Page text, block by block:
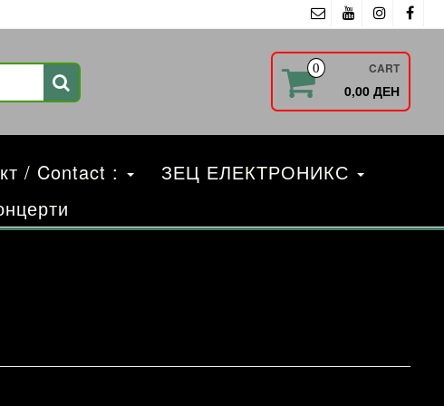
0 CART
0,00 ДЕН
/ Contact :
ЗЕЦ ЕЛЕКТРОНИКС